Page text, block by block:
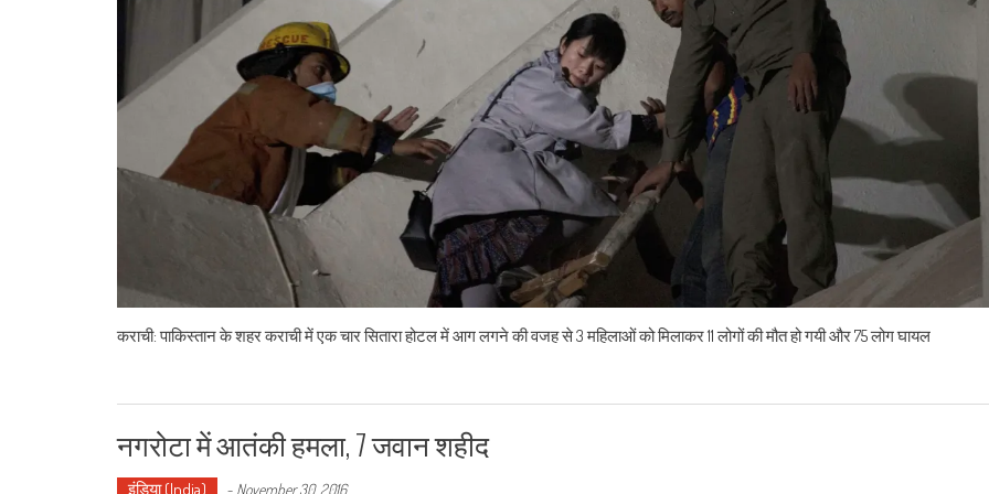
कराची: पाकिस्तान के शहर कराची में एक चार सितारा होटल में आग लगने की वजह से 3 महिलाओं को मिलाकर 11 लोगों की मौत हो गयी और 75 लोग घायल
नगरोटा में आतंकी हमला, 7 जवान शहीद
इंडिया (India) - November 30, 2016